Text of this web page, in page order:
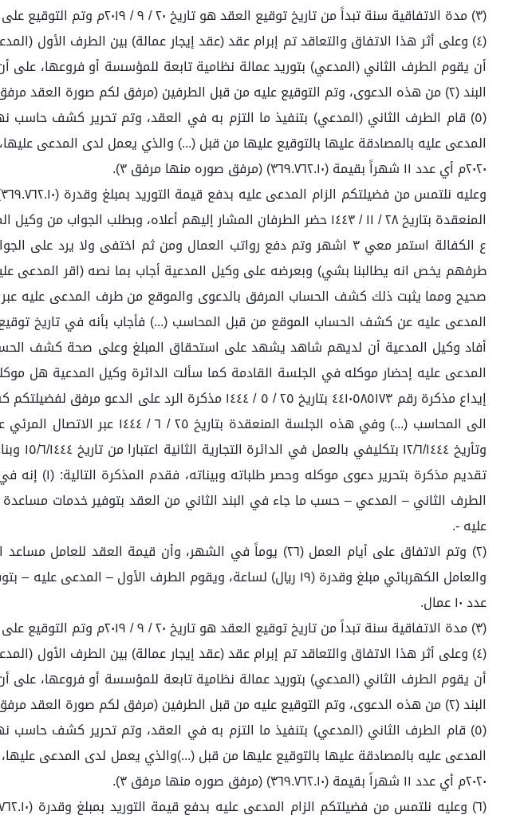
(٣) مدة الاتفاقية سنة تبداً من تاريخ توقيع العقد هو تاريخ ٢٠ / ٩ / ٢٠١٩م وتم التوقيع على العقد من قبل الطرفين – المدعي والمدعى عليه -. (مرفق لكم صورة العقد مرفق ١)
أن يقوم الطرف الثاني (المدعي) بتوريد عمالة نظامية تابعة للمؤسسة أو فروعها،
البند (٢) من هذه الدعوى، وتم التوقيع عليه من قبل الطرفين (مرفق لكم صورة العقد مرفق ٢).
٢٠٢٠م أي عدد ١١ شهراً بقيمة (٣٦٩.٧٦٢.١٠) (مرفق صوره منها مرفق ٣).
طرفهم يخص انه يطالبنا بشي) وبعرضه على وكيل المدعية أجاب بما نصه (اقر المدعى
أفاد وكيل المدعية أن لديهم شاهد يشهد على استحقاق المبلغ وعلى صحة كشف
المدعى عليه إحضار موكله في الجلسة القادمة كما سألت الدائرة وكيل المدعية هل
إيداع مذكرة رقم ٤٤١٠٥٨٥١٧٣ بتاريخ ٢٥ / ٥ / ١٤٤٤
الطرف الثاني – المدعي – حسب ما جاء في البند الثاني من العقد بتوفير خدمات
عليه -.
والعامل الكهربائي مبلغ وقدرة (١٩ ريال) لساعة، ويقوم الطرف
عدد ١٠ عمال.
(٣) مدة الاتفاقية سنة تبداً من تاريخ توقيع العقد هو تاريخ ٢٠ / ٩ / ٢٠١٩م وتم التوقيع على العقد من قبل الطرفين – المدعي والمدعى عليه -. (مرفق لكم صورة العقد مرفق ١)
أن يقوم الطرف الثاني (المدعي) بتوريد عمالة نظامية تابعة للمؤسسة أو فروعها،
البند (٢) من هذه الدعوى، وتم التوقيع عليه من قبل الطرفين (مرفق لكم صورة العقد مرفق ٢).
٢٠٢٠م أي عدد ١١ شهراً بقيمة (٣٦٩.٧٦٢.١٠) (مرفق صوره منها مرفق ٣).